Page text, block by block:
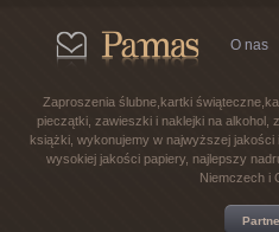
O nas
Zaproszenia ślubne,kartki
pieczątki, zawieszki i naklejki na alkohol,
książki, wykonujemy w najwyższej jakości
wysokiej jakości papiery, najlepszy
Niemczech i